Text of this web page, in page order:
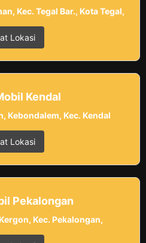
Kec. Tegal Bar., Kota Tegal,
Lokasi
Kendal
Kebondalem, Kec. Kendal
Lokasi
Pekalongan
Kec. Pekalongan,